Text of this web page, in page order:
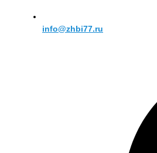
info@zhbi77.ru